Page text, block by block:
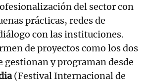
del sector con
prácticas, redes de
con las instituciones.
de proyectos como los dos
gestionan y programan desde
(Festival Internacional de